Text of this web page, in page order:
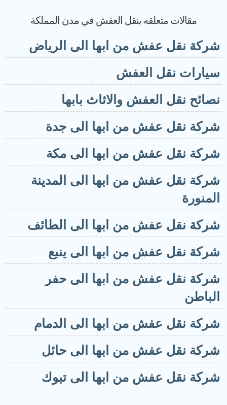
مقالات متعلقه بنقل العفش في مدن المملكة
نقل عفش من ابها الى الرياض
نقل العفش
نقل العفش والاثاث بابها
نقل عفش من ابها الى جدة
نقل عفش من ابها الى مكة
نقل عفش من ابها الى المدينة
نقل عفش من ابها الى الطائف
نقل عفش من ابها الى ينبع
نقل عفش من ابها الى حفر
نقل عفش من ابها الى الدمام
نقل عفش من ابها الى حائل
نقل عفش من ابها الى تبوك